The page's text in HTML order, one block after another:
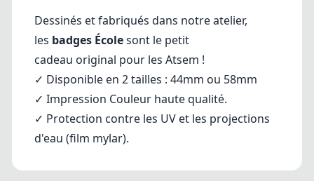
Dessinés et fabriqués dans notre atelier,
les badges Écolesont le petit
cadeau original pour les Atsem !
✓ Disponible en 2 tailles : 44mm ou 58mm
✓ Impression Couleur haute qualité.
✓ Protection contre les UV et les projections
d'eau (film mylar).